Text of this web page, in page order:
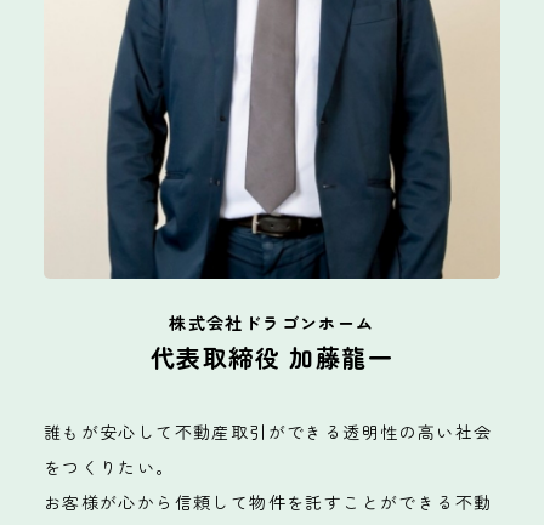
株式会社ドラゴンホーム
代表取締役 加藤龍一
誰もが安心して不動産取引ができる透明性の高い社会
をつくりたい。
お客様が心から信頼して物件を託すことができる不動